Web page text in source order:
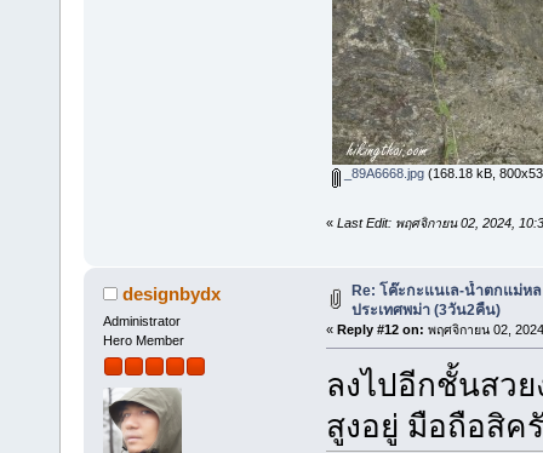
_89A6668.jpg(168.18 kB,
« Last Edit: พฤศจิกายน 02, 2024,
designbydx
Administrator
Hero Member
Re: โค๊ะกะแนเล-น้ำตกแม่หล
ประเทศพม่า (3วัน2คืน)
« Reply #12 on: พฤศจิกายน 02,
ลงไปอีกชั้นสว
สูงอยู่ มือถือสิค